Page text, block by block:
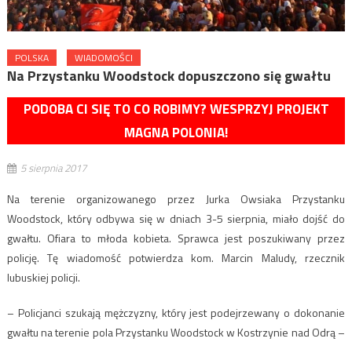
POLSKA WIADOMOŚCI
Na Przystanku Woodstock dopuszczono się gwałtu
PODOBA CI SIĘ TO CO ROBIMY? WESPRZYJ PROJEKT
MAGNA POLONIA!
5 sierpnia 2017
Na terenie organizowanego przez Jurka Owsiaka Przystanku
Woodstock, który odbywa się w dniach 3-5 sierpnia, miało dojść do
gwałtu. Ofiara to młoda kobieta. Sprawca jest poszukiwany przez
policję. Tę wiadomość potwierdza kom. Marcin Maludy, rzecznik
lubuskiej policji.
– Policjanci szukają mężczyzny, który jest podejrzewany o dokonanie
gwałtu na terenie pola Przystanku Woodstock w Kostrzynie nad Odrą –